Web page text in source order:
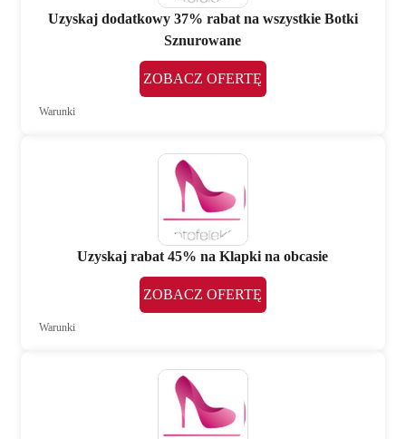
Uzyskaj dodatkowy 37% rabat na wszystkie Botki
Sznurowane
ZOBACZ OFERTĘ
Warunki
Uzyskaj rabat 45% na Klapki na obcasie
ZOBACZ OFERTĘ
Warunki